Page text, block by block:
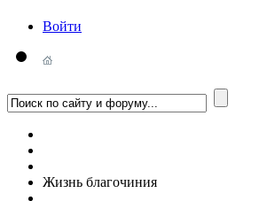
Войти
Жизнь благочиния